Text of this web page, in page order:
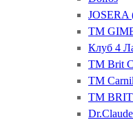
JOSERA
ТМ
Клуб 4
ТМ Brit
ТМ
ТМ BRIT